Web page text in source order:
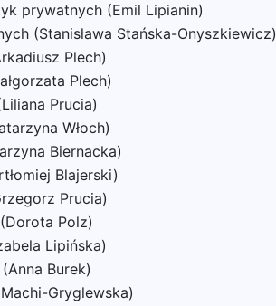
prywatnych (Emil Lipianin)
(Stanisława Stańska-Onyszkiewicz)
Plech)
Plech)
Prucia)
Włoch)
Biernacka)
Blajerski)
Prucia)
Polz)
Lipińska)
Burek)
Gryglewska)